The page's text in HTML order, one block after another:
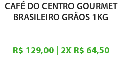
CAFÉ DO CENTRO GOURMET
BRASILEIRO GRÃOS 1KG
R$ 129,00| 2X R$ 64,50